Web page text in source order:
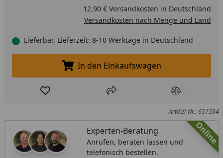
12,90 € Versandkosten in Deutschland
Versandkosten nach Menge und Land
Lieferbar, Lieferzeit: 8-10 Werktage in Deutschland
In den Einkaufswagen legen
In den Einkaufswagen
Produkt zur Wunschliste hinzufügen
Teilen Produkt
Artikel-Nr.: 651594
Online
Experten-Beratung
Anrufen, beraten lassen und
telefonisch bestellen.